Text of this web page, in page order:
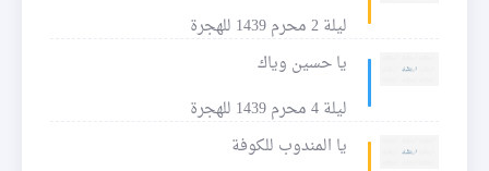
ليلة 2 محرم 1439 للهجرة
يا حسين وياك
ليلة 4 محرم 1439 للهجرة
يا المندوب للكوفة